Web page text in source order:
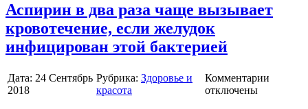
Аспирин в два раза чаще вызывает
кровотечение, если желудок
инфицирован этой бактерией
Дата: 24 Сентябрь
2018
Рубрика: Здоровье и
красота
Комментарии
отключены